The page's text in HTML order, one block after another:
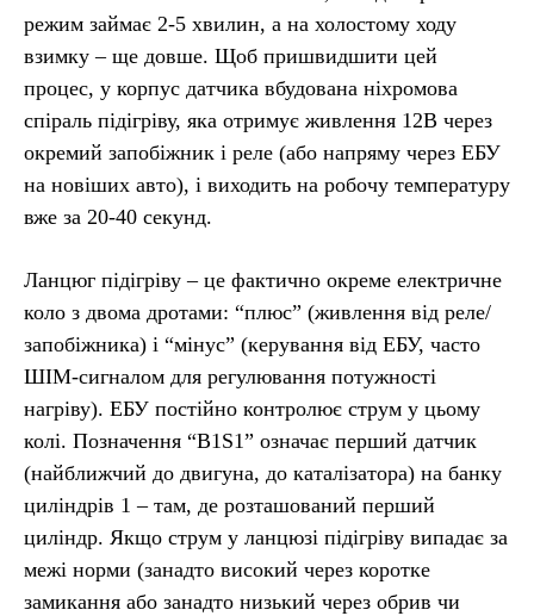
режим займає 2-5 хвилин, а на холостому ходу
взимку – ще довше. Щоб пришвидшити цей
процес, у корпус датчика вбудована ніхромова
спіраль підігріву, яка отримує живлення 12В через
окремий запобіжник і реле (або напряму через ЕБУ
на новіших авто), і виходить на робочу температуру
вже за 20-40 секунд.
Ланцюг підігріву – це фактично окреме електричне
коло з двома дротами: “плюс” (живлення від реле/
запобіжника) і “мінус” (керування від ЕБУ, часто
ШІМ-сигналом для регулювання потужності
нагріву). ЕБУ постійно контролює струм у цьому
колі. Позначення “B1S1” означає перший датчик
(найближчий до двигуна, до каталізатора) на банку
циліндрів 1 – там, де розташований перший
циліндр. Якщо струм у ланцюзі підігріву випадає за
межі норми (занадто високий через коротке
замикання або занадто низький через обрив чи